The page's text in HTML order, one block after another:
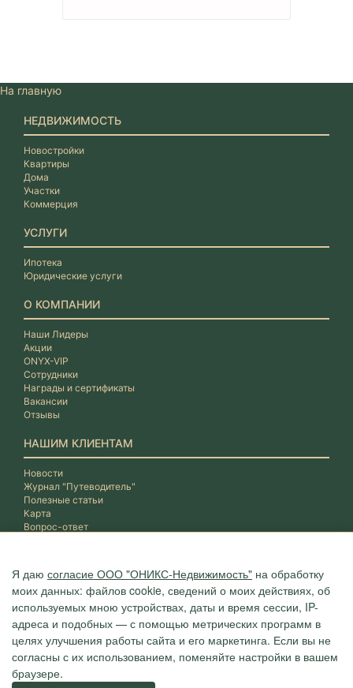
Я даю согласие ООО "ОНИКС-Недвижимость" на обработку
моих данных: файлов cookie, сведений о моих действиях, об
используемых мною устройствах, даты и время сессии, IP-
адреса и подобных — с помощью метрических программ в
целях улучшения работы сайта и его маркетинга. Если вы не
согласны с их использованием, поменяйте настройки в вашем
браузере.
На главную
НЕДВИЖИМОСТЬ
Новостройки
Квартиры
Дома
Участки
Коммерция
УСЛУГИ
Ипотека
Юридические услуги
О КОМПАНИИ
Наши Лидеры
Акции
ONYX-VIP
Сотрудники
Награды и сертификаты
Вакансии
Отзывы
НАШИМ КЛИЕНТАМ
Новости
Журнал "Путеводитель"
Полезные статьи
Карта
Вопрос-ответ